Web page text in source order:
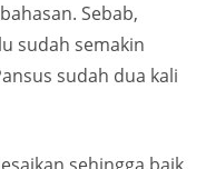
Sebab,
sudah semakin
sudah dua kali